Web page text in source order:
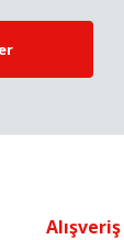
Alışveriş